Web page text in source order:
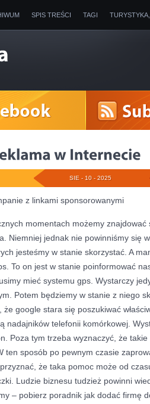
SPIS TREŚCI TAGI
SIE - 10 - 2025
z linkami sponsorowanymi
momentach możemy znajdować
Niemniej jednak nie powinniśmy się
jesteśmy w stanie skorzystać. A
To on jest w stanie poinformować
mieć systemu gps. Wystarczy
Potem będziemy w stanie z niego
google stara się poszukiwać
nadajników telefonii komórkowej.
Poza tym trzeba wyznaczyć, że
ten sposób po pewnym czasie
że taka pomoc może od
Ludzie biznesu tudzież powinni
– pobierz poradnik jak dodać firmę